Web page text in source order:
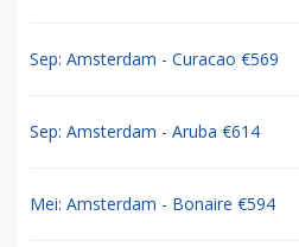
Sep: Amsterdam - Curacao €569
Sep: Amsterdam - Aruba €614
Mei: Amsterdam - Bonaire €594